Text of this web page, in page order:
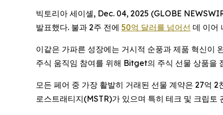
빅토리아 세이셸, Dec. 04, 2025 (GLOBE
발표했다. 불과 2주 전에 50억 달러를 넘어선 데 이어
이같은 가파른 성장에는 거시적 순풍과 제품 혁신이
주식 움직임 참여를 위해 Bitget의 주식 선물 상품을
모든 페어 중 가장 활발히 거래된 선물 계약은 27억
로스트래티지(MSTR)가 있으며 특히 테크 및 크립토